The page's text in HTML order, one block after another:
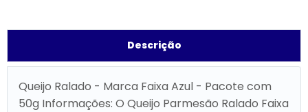
Descrição
Queijo Ralado - Marca Faixa Azul - Pacote com
50g Informações: O Queijo Parmesão Ralado Faixa